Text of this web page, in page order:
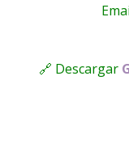
🔗 Descargar